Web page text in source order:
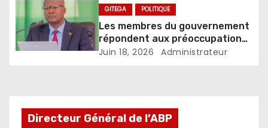
GITEGA POLITIQUE
Les membres du gouvernement
répondent aux préoccupations
des médias et du public
Juin 18, 2026 Administrateur
Directeur Général de l’ABP